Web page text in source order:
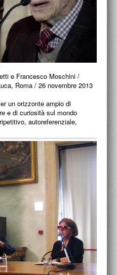
e Francesco Moschini /
Roma / 26 novembre 2013
un orizzonte ampio di
e di curiosità sul mondo
autoreferenziale,